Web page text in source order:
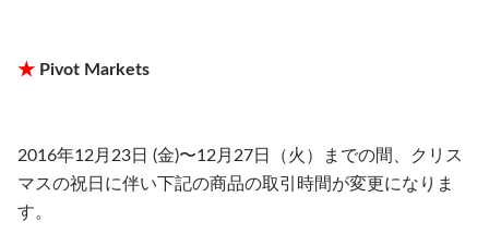
★ Pivot Markets
2016年12月23日 (金)〜12月27日（火）までの間、クリス
マスの祝日に伴い下記の商品の取引時間が変更になりま
す。